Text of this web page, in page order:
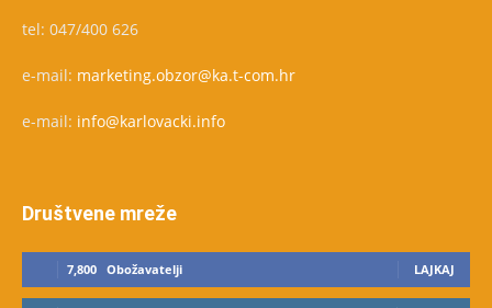
tel: 047/400 626
e-mail: marketing.obzor@ka.t-com.hr
e-mail: info@karlovacki.info
Društvene mreže
7,800 Obožavatelji LAJKAJ